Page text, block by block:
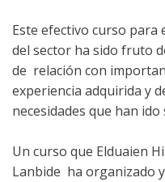
Este efectivo curso
del sector ha sido fruto
de relación con
experiencia adquirida y
necesidades que han
Un curso que Elduaien
Lanbide ha organizado